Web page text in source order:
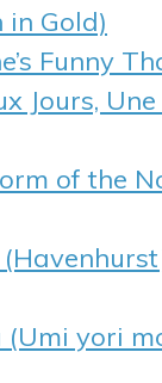
in Gold)
Funny
Jours,
of the
(Umi yori